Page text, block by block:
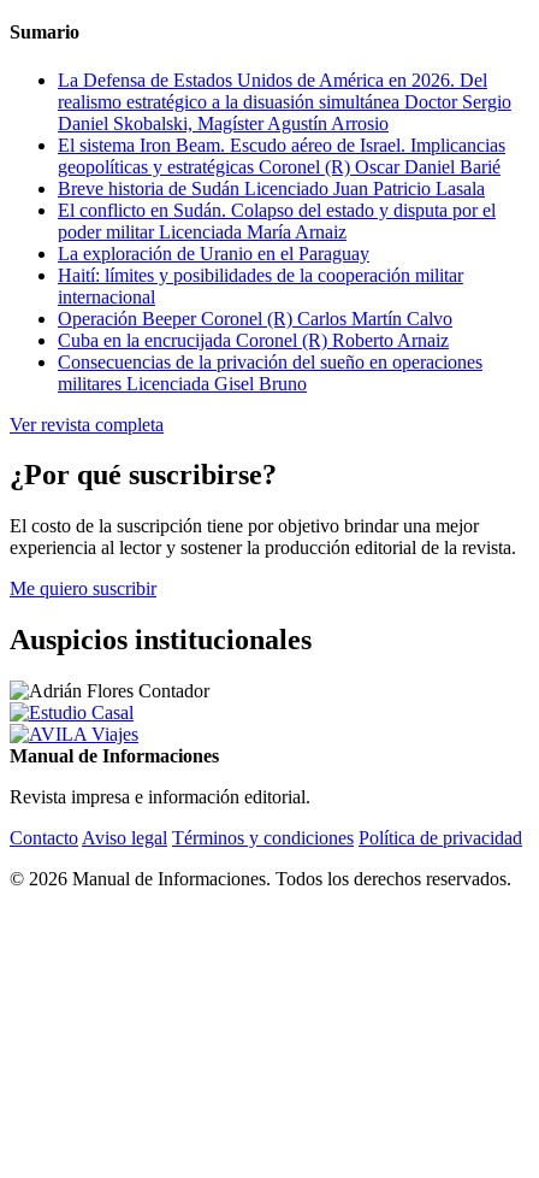
Sumario
La Defensa de Estados Unidos de América en 2026. Del
realismo estratégico a la disuasión simultánea Doctor Sergio
Daniel Skobalski, Magíster Agustín Arrosio
El sistema Iron Beam. Escudo aéreo de Israel. Implicancias
geopolíticas y estratégicas Coronel (R) Oscar Daniel Barié
Breve historia de Sudán Licenciado Juan Patricio Lasala
El conflicto en Sudán. Colapso del estado y disputa por el
poder militarLicenciada María Arnaiz
La exploración de Uranio en el Paraguay
Haití: límites y posibilidades de la cooperación militar
internacional
Operación BeeperCoronel (R) Carlos Martín Calvo
Cuba en la encrucijada Coronel (R) Roberto Arnaiz
Consecuencias de la privación del sueño en operaciones
militares Licenciada Gisel Bruno
Ver revista completa
¿Por qué suscribirse?
El costo de la suscripción tiene por objetivo brindar una mejor
experiencia al lector y sostener la producción editorial de la revista.
Me quiero suscribir
Auspicios institucionales
Manual de Informaciones
Revista impresa e información editorial.
Contacto Aviso legal Términos y condiciones Política de privacidad
© 2026 Manual de Informaciones. Todos los derechos reservados.